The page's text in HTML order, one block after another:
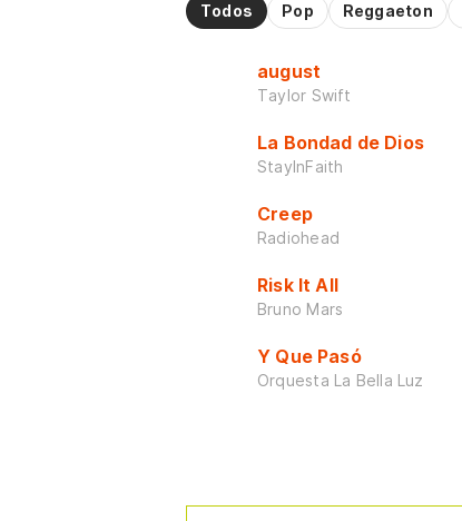
Todos
Pop Reggaeton
august
Taylor Swift
La Bondad de Dios
StayInFaith
Creep
Radiohead
Risk It All
Bruno Mars
Y Que Pasó
Orquesta La Bella Luz